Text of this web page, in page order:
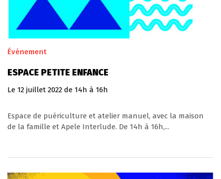
Événement
ESPACE PETITE ENFANCE
Le 12 juillet 2022 de 14h à 16h
Espace de puériculture et atelier manuel, avec la maison
de la famille et Apele Interlude. De 14h à 16h,...